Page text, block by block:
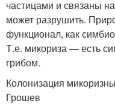
частицами и связаны
может разрушить.
функционал, как
Т.е. микориза — есть
грибом.
Колонизация
Грошев